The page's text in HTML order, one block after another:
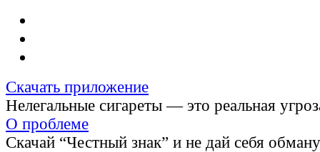
Скачать приложение
Нелегальные сигареты — это реальная
О проблеме
Скачай “Честный знак” и не дай себя